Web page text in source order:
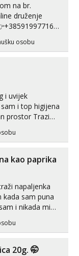
druženje
Radim
i s partnerom,
štikle,
svakakva videa
osobu
i uvijek
i top higijena
prostor Trazim
Erotsko rublje
kao paprika
napaljenka
kada sam puna
i nikada mi
gdje zato se
cekam te!
20g. 🤭